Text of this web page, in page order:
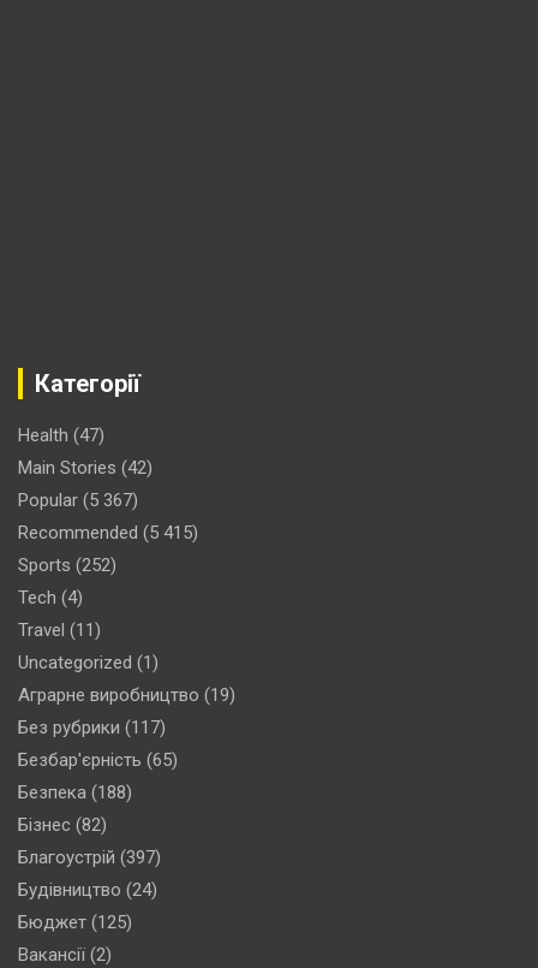
Категорії
Health (47)
Main Stories (42)
Popular (5 367)
Recommended (5 415)
Sports (252)
Tech (4)
Travel (11)
Uncategorized (1)
Аграрне виробництво (19)
Без рубрики (117)
Безбар'єрність (65)
Безпека (188)
Бізнес (82)
Благоустрій (397)
Будівництво (24)
Бюджет (125)
Вакансії (2)